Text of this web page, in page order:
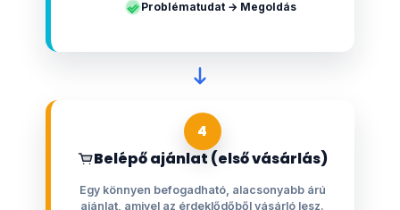
Problématudat → Megoldás
4
Belépő ajánlat (első vásárlás)
Egy könnyen befogadható, alacsonyabb árú
ajánlat, amivel az érdeklődőből vásárló lesz.